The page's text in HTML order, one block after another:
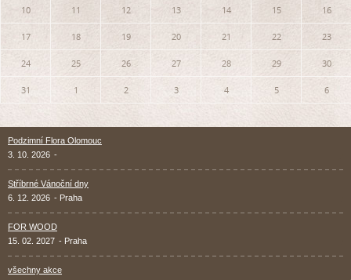
10 11 12 13 14 15 16
17 18 19 20 21 22 23
24 25 26 27 28 29 30
31 1 2 3 4 5 6
Podzimní Flora Olomouc
3. 10. 2026 -
Stříbrné Vánoční dny
6. 12. 2026 - Praha
FOR WOOD
15. 02. 2027 - Praha
všechny akce